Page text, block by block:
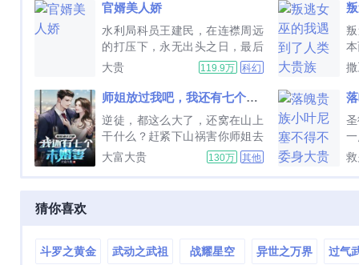
官婿美人娇
水利局科员王建民，在连襟周远
的打压下，永无出头之日，最后
被设局，活生生气死在党委会
霜是县委书记！重生一世，王建
握了萧冷霜的把柄...
大贵 119.9万 科幻
师姐放过我吧，我还有七个未婚妻
逆徒，都这么大了，还窝在山上
干什么？赶紧下山祸害你师姐去
吧！不生十个大胖小子，就永远
大富大贵 130万 其他
猜你喜欢
斗罗之黄金
武动之武祖
战耀星空
异世之万界
过气